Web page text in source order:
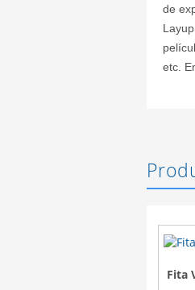
de
etc.
Fita VHB para PP e PE 3M 5952